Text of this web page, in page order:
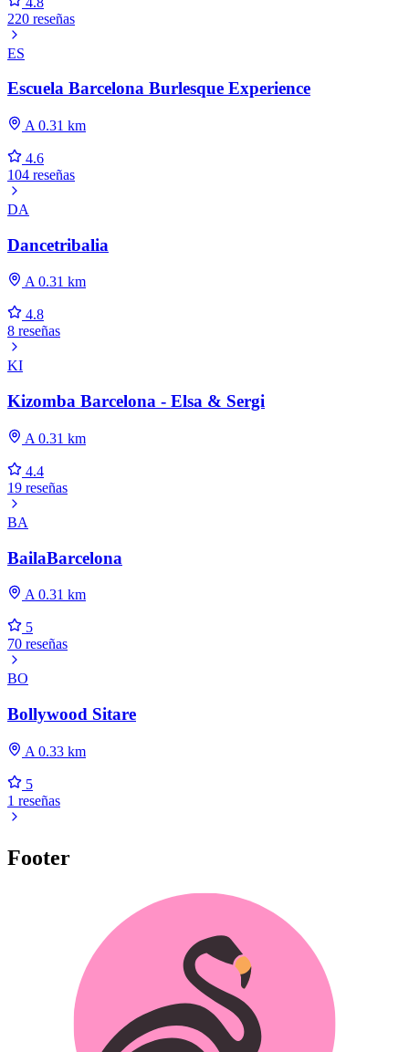
220 reseñas
ES
Escuela Barcelona Burlesque Experience
A 0.31 km
4.6
104 reseñas
DA
Dancetribalia
A 0.31 km
4.8
8 reseñas
KI
Kizomba Barcelona - Elsa & Sergi
A 0.31 km
4.4
19 reseñas
BA
BailaBarcelona
A 0.31 km
5
70 reseñas
BO
Bollywood Sitare
A 0.33 km
5
1 reseñas
Footer